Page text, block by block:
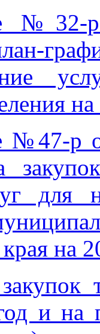
№32-
№47-р
для
на
и на